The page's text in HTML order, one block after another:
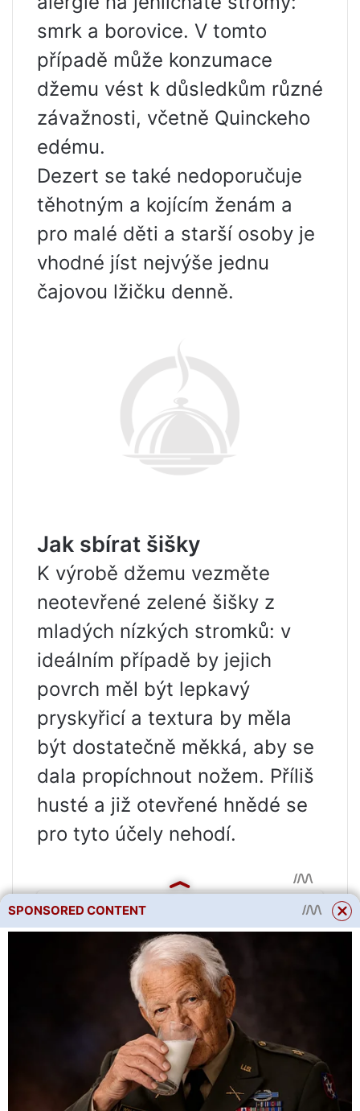
smrk a borovice. V tomto
případě může konzumace
džemu vést k důsledkům různé
závažnosti, včetně Quinckeho
edému.
Dezert se také nedoporučuje
těhotným a kojícím ženám a
pro malé děti a starší osoby je
vhodné jíst nejvýše jednu
čajovou lžičku denně.
Jak sbírat šišky
K výrobě džemu vezměte
neotevřené zelené šišky z
mladých nízkých stromků: v
ideálním případě by jejich
povrch měl být lepkavý
pryskyřicí a textura by měla
být dostatečně měkká, aby se
dala propíchnout nožem. Příliš
husté a již otevřené hnědé se
pro tyto účely nehodí.
SPONSORED CONTENT